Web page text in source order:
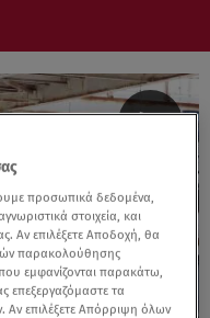
προσωπικά δεδομένα,
στοιχεία, και
Αν επιλέξετε Αποδοχή, θα
παρακολούθησης
εμφανίζονται παρακάτω,
επεξεργαζόμαστε τα
επιλέξετε Απόρριψη όλων